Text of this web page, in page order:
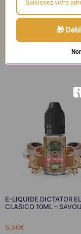
Alfaliquid e-liquide
5,90
E-LIQUIDE DICTATOR EL
CLASICO 10ML –
5,90€
🎁